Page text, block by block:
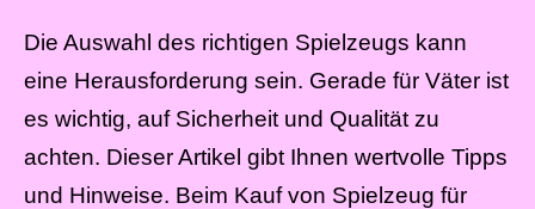
Die Auswahl des richtigen Spielzeugs kann
eine Herausforderung sein. Gerade für Väter ist
es wichtig, auf Sicherheit und Qualität zu
achten. Dieser Artikel gibt Ihnen wertvolle Tipps
und Hinweise. Beim Kauf von Spielzeug für